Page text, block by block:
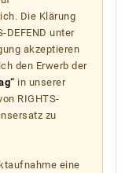
Die Klärung
unter
akzeptieren
den Erwerb der
in unserer
RIGHTS-
zu
eine